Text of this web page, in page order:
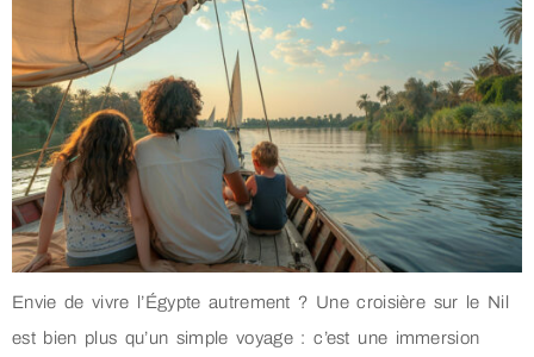
Envie de vivre l’Égypte autrement ? Une croisière sur le Nil
est bien plus qu’un simple voyage : c’est une immersion